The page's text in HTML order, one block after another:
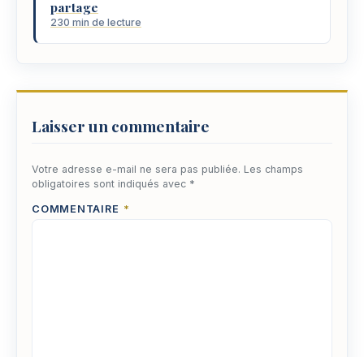
partage
230 min de lecture
Laisser un commentaire
Votre adresse e-mail ne sera pas publiée. Les champs
obligatoires sont indiqués avec *
COMMENTAIRE *